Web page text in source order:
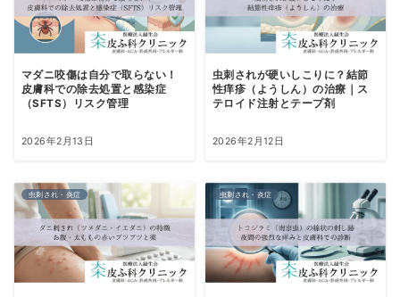
マダニ咬傷は自分で取らない！
皮膚科での除去処置と感染症
（SFTS）リスク管理
2026年2月13日
虫刺されが硬いしこりに？結節
性痒疹（ようしん）の治療｜ス
テロイド注射とテープ剤
2026年2月12日
虫刺され・炎症 虫刺され・炎症